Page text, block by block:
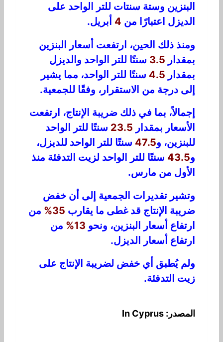
البنزين وستة سنتات للتر الواحد على
الديزل اعتبارًا من 4 أبريل.
ومنذ ذلك الحين، ارتفعت أسعار البنزين
بمقدار 3.5 سنتًا للتر الواحد والديزل
بمقدار 4.5 سنتًا للتر الواحد، مما يشير
إلى درجة من الاستقرار، وفقًا للجمعية.
إجمالاً، بما في ذلك ضريبة الإنتاج، ارتفعت
الأسعار بمقدار 23.5 سنتًا للتر الواحد
للبنزين، و47.5 سنتًا للتر الواحد للديزل،
و43.5 سنتًا للتر الواحد لزيت التدفئة منذ
الأول من مارس.
وتشير تقديرات الجمعية إلى أن خفض
ضريبة الإنتاج قد غطى ما يقارب 35%
من
ارتفاع أسعار البنزين، ونحو 13%
من
ارتفاع أسعار الديزل.
ولم يُطبق أي خفض لضريبة الإنتاج على
زيت التدفئة.
المصدر: In Cyprus